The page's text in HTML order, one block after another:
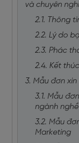
và chuyên
2.1. Thông
2.2. Lý do
2.3. Phác
2.4. Kết
3. Mẫu đơn
3.1. Mẫu
ngành nghề
3.2. Mẫu
Marketing